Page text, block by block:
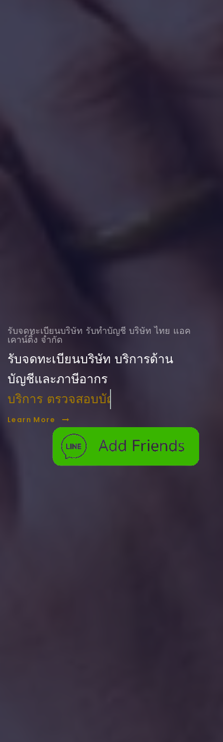
รับจดทะเบียนบริษัท รับทําบัญชี บริษัท ไทย แอค
เคาน์ติ้ง จำกัด
รับจดทะเบียนบริษัท บริการด้าน
บัญชีและภาษีอากร
บริการ ตรวจสอบบัญชี
Learn More